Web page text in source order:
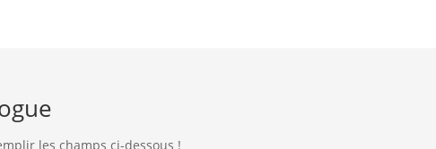
les champs ci-dessous !